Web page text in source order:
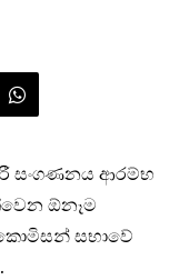
සංගණනය ආරම්භ
ඕනෑම
සභාවේ